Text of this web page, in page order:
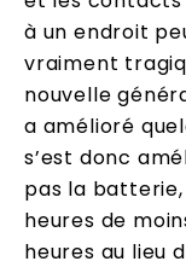
à un endroit
vraiment
nouvelle
a amélioré
s’est donc
pas la
heures de
heures au lieu